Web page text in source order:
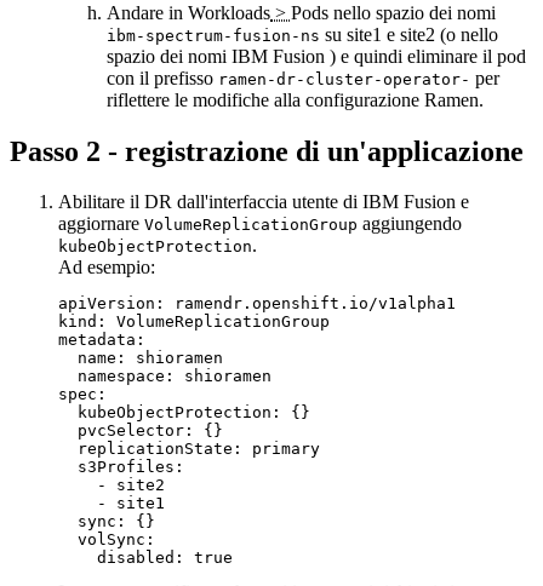
Andare in Workloads > Pods nello spazio dei nomi
ibm-spectrum-fusion-ns su site1 e site2 (o nello
spazio dei nomi IBM Fusion ) e quindi eliminare il pod
con il prefisso ramen-dr-cluster-operator- per
riflettere le modifiche alla configurazione Ramen.
Passo 2 - registrazione di un'applicazione
Abilitare il DR dall'interfaccia utente di IBM Fusion e
aggiornare VolumeReplicationGroup aggiungendo
kubeObjectProtection.
Ad esempio:
apiVersion: ramendr.openshift.io/v1alpha1
kind: VolumeReplicationGroup
metadata:
  name: shioramen
  namespace: shioramen
spec:
  kubeObjectProtection: {}
  pvcSelector: {}
  replicationState: primary
  s3Profiles:
    - site2
    - site1
  sync: {}
  volSync: